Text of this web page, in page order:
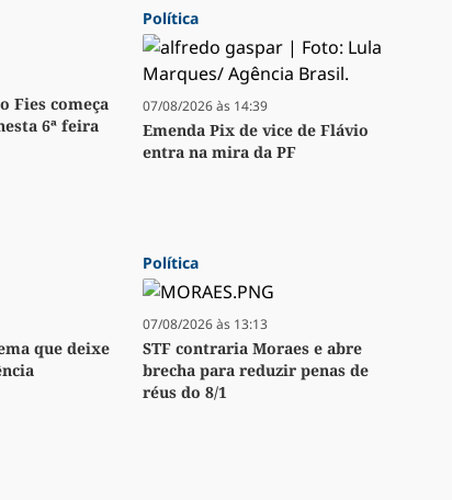
Fies começa
6ª feira
Política
07/08/2026 às 14:39
Emenda Pix de vice de Flávio
entra na mira da PF
que deixe
Política
07/08/2026 às 13:13
STF contraria Moraes e abre
brecha para reduzir penas de
réus do 8/1